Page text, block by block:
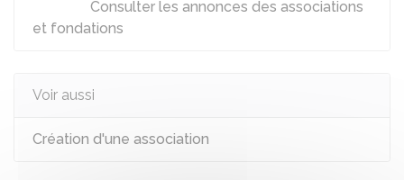
Consulter les annonces des associations
et fondations
Voir aussi
Création d'une association